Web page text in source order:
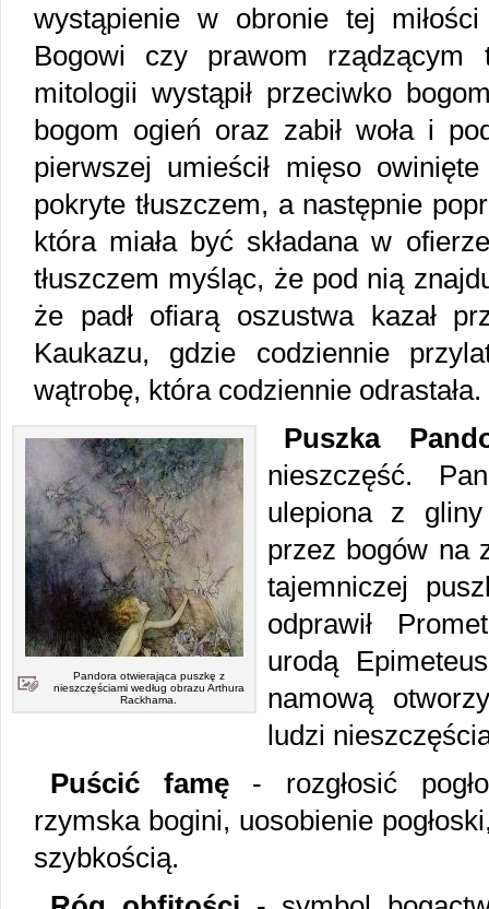
wystąpienie w obronie tej
Bogowi czy prawom
mitologii wystąpił przeciwko
bogom ogień oraz zabił woła i
pierwszej umieścił mięso
pokryte tłuszczem, a następnie
która miała być składana w
tłuszczem myśląc, że pod nią
że padł ofiarą oszustwa kazał
Kaukazu, gdzie codziennie
wątrobę, która codziennie odrastała.
Pandora otwierająca puszkę z
nieszczęściami według obrazu Arthura
Rackhama.
Puszka
nieszczęść.
ulepiona z gliny
przez bogów na
tajemniczej
odprawił
urodą
namową
ludzi
Puścić famę- rozgłosić
rzymska bogini, uosobienie
szybkością.